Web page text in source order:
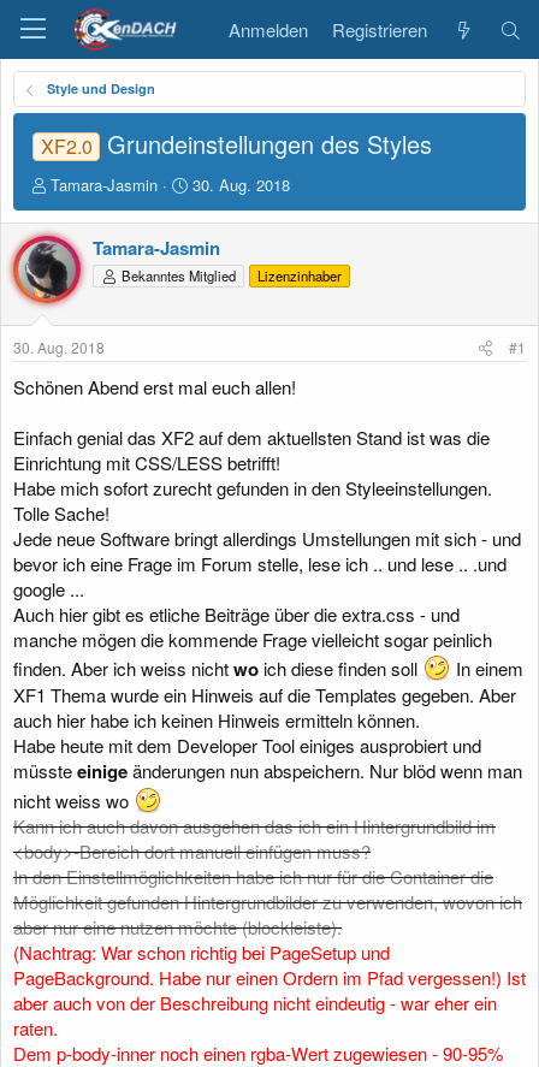
Anmelden Registrieren
Style und Design
XF2.0 Grundeinstellungen des Styles
E
r
s
t
e
l
l
r
Tamara-Jasmin
E
r
s
t
e
l
30. Aug. 2018
Tamara-Jasmin
Bekanntes Mitglied Lizenzinhaber
30. Aug. 2018 #1
Schönen Abend erst mal euch allen!
Einfach genial das XF2 auf dem aktuellsten Stand ist was die
Einrichtung mit CSS/LESS betrifft!
Habe mich sofort zurecht gefunden in den Styleeinstellungen.
Tolle Sache!
Jede neue Software bringt allerdings Umstellungen mit sich - und
bevor ich eine Frage im Forum stelle, lese ich .. und lese .. .und
google ...
Auch hier gibt es etliche Beiträge über die extra.css - und
manche mögen die kommende Frage vielleicht sogar peinlich
finden. Aber ich weiss nichtwoich diese finden soll
In einem
XF1 Thema wurde ein Hinweis auf die Templates gegeben. Aber
auch hier habe ich keinen Hinweis ermitteln können.
Habe heute mit dem Developer Tool einiges ausprobiert und
müssteeinigeänderungen nun abspeichern. Nur blöd wenn man
nicht weiss wo
Kann ich auch davon ausgehen das ich ein Hintergrundbild im
<body>-Bereich dort manuell einfügen muss?
In den Einstellmöglichkeiten habe ich nur für die Container die
Möglichkeit gefunden Hintergrundbilder zu verwenden, wovon ich
aber nur eine nutzen möchte (blockleiste).
(Nachtrag: War schon richtig bei PageSetup und
PageBackground. Habe nur einen Ordern im Pfad vergessen!) Ist
aber auch von der Beschreibung nicht eindeutig - war eher ein
raten.
Dem p-body-inner noch einen rgba-Wert zugewiesen - 90-95%